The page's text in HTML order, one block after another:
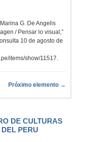
G. De Angelis
/ Pensar lo visual,”
10 de agosto de
items/show/11517.
Próximo elemento →
DE CULTURAS
PERU